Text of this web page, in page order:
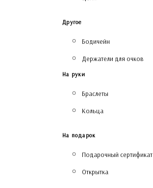
Другое
Бодичейн
Держатели для очков
На руки
Браслеты
Кольца
На подарок
Подарочный сертификат
Открытка